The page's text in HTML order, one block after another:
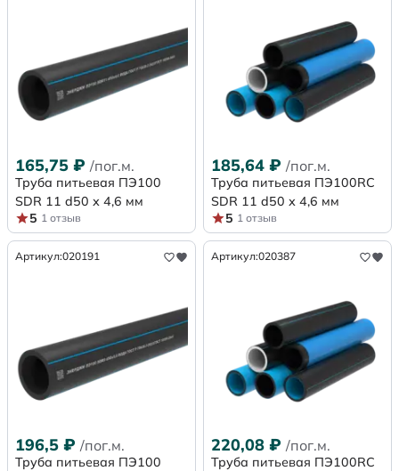
165,75 ₽ /пог.м.
Труба питьевая ПЭ100
SDR 11 d50 х 4,6 мм
5 1 отзыв
185,64 ₽ /пог.м.
Труба питьевая ПЭ100RC
SDR 11 d50 х 4,6 мм
5 1 отзыв
Артикул:020191
196,5 ₽ /пог.м.
Труба питьевая ПЭ100
Артикул:020387
220,08 ₽ /пог.м.
Труба питьевая ПЭ100RC